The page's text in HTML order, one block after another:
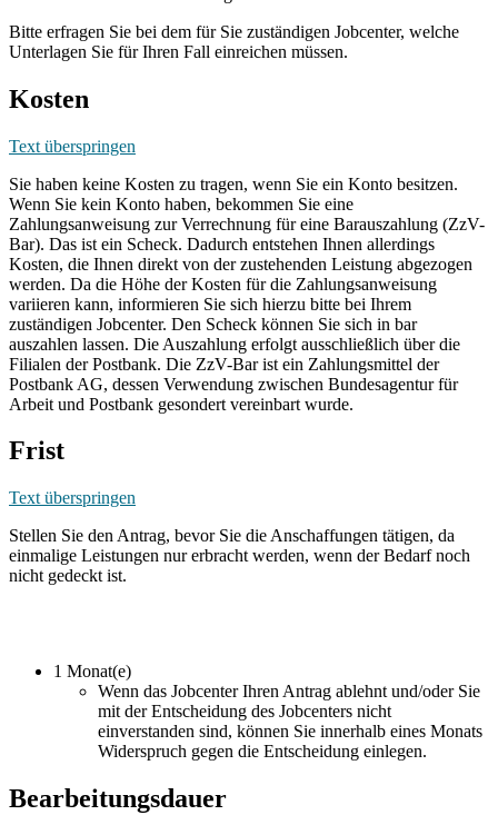
Bitte erfragen Sie bei dem für Sie zuständigen Jobcenter, welche
Unterlagen Sie für Ihren Fall einreichen müssen.
Kosten
Text überspringen
Sie haben keine Kosten zu tragen, wenn Sie ein Konto besitzen.
Wenn Sie kein Konto haben, bekommen Sie eine
Zahlungsanweisung zur Verrechnung für eine Barauszahlung (ZzV-
Bar). Das ist ein Scheck. Dadurch entstehen Ihnen allerdings
Kosten, die Ihnen direkt von der zustehenden Leistung abgezogen
werden. Da die Höhe der Kosten für die Zahlungsanweisung
variieren kann, informieren Sie sich hierzu bitte bei Ihrem
zuständigen Jobcenter. Den Scheck können Sie sich in bar
auszahlen lassen. Die Auszahlung erfolgt ausschließlich über die
Filialen der Postbank. Die ZzV-Bar ist ein Zahlungsmittel der
Postbank AG, dessen Verwendung zwischen Bundesagentur für
Arbeit und Postbank gesondert vereinbart wurde.
Frist
Text überspringen
Stellen Sie den Antrag, bevor Sie die Anschaffungen tätigen, da
einmalige Leistungen nur erbracht werden, wenn der Bedarf noch
nicht gedeckt ist.
1 Monat(e)
Wenn das Jobcenter Ihren Antrag ablehnt und/oder Sie
mit der Entscheidung des Jobcenters nicht
einverstanden sind, können Sie innerhalb eines Monats
Widerspruch gegen die Entscheidung einlegen.
Bearbeitungsdauer